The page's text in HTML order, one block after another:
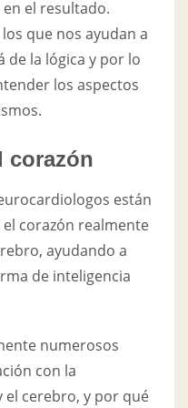
el resultado.
que nos ayudan a
de la lógica y por lo
los aspectos
corazón
están
corazón realmente
ayudando a
de inteligencia
numerosos
con la
el cerebro, y por qué